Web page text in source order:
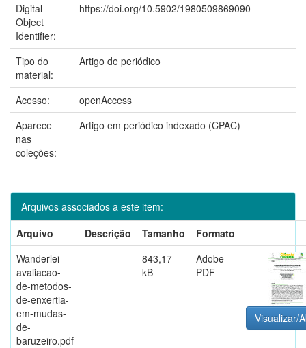
Digital
Object
Identifier:
https://doi.org/10.5902/1980509869090
Tipo do
material:
Artigo de periódico
Acesso:
openAccess
Aparece
nas
coleções:
Artigo em periódico indexado (CPAC)
Arquivos associados a este item:
Arquivo
Descrição Tamanho
Formato
Wanderlei-
avaliacao-
de-metodos-
de-enxertia-
em-mudas-
de-
baruzeiro.pdf
843,17
kB
Adobe
PDF
Visualizar/